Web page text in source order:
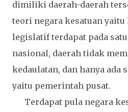
dimiliki daerah-daerah
teori negara kesatuan yaitu
legislatif terdapat pada
nasional, daerah tidak
kedaulatan, dan hanya ada
yaitu pemerintah pusat.
Terdapat pula negara